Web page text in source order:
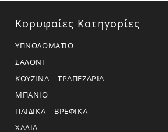
Κορυφαίες Κατηγορίες
ΥΠΝΟΔΩΜΑΤΙΟ
ΣΑΛΟΝΙ
ΚΟΥΖΙΝΑ – ΤΡΑΠΕΖΑΡΙΑ
ΜΠΑΝΙΟ
ΠΑΙΔΙΚΑ – ΒΡΕΦΙΚΑ
ΧΑΛΙΑ